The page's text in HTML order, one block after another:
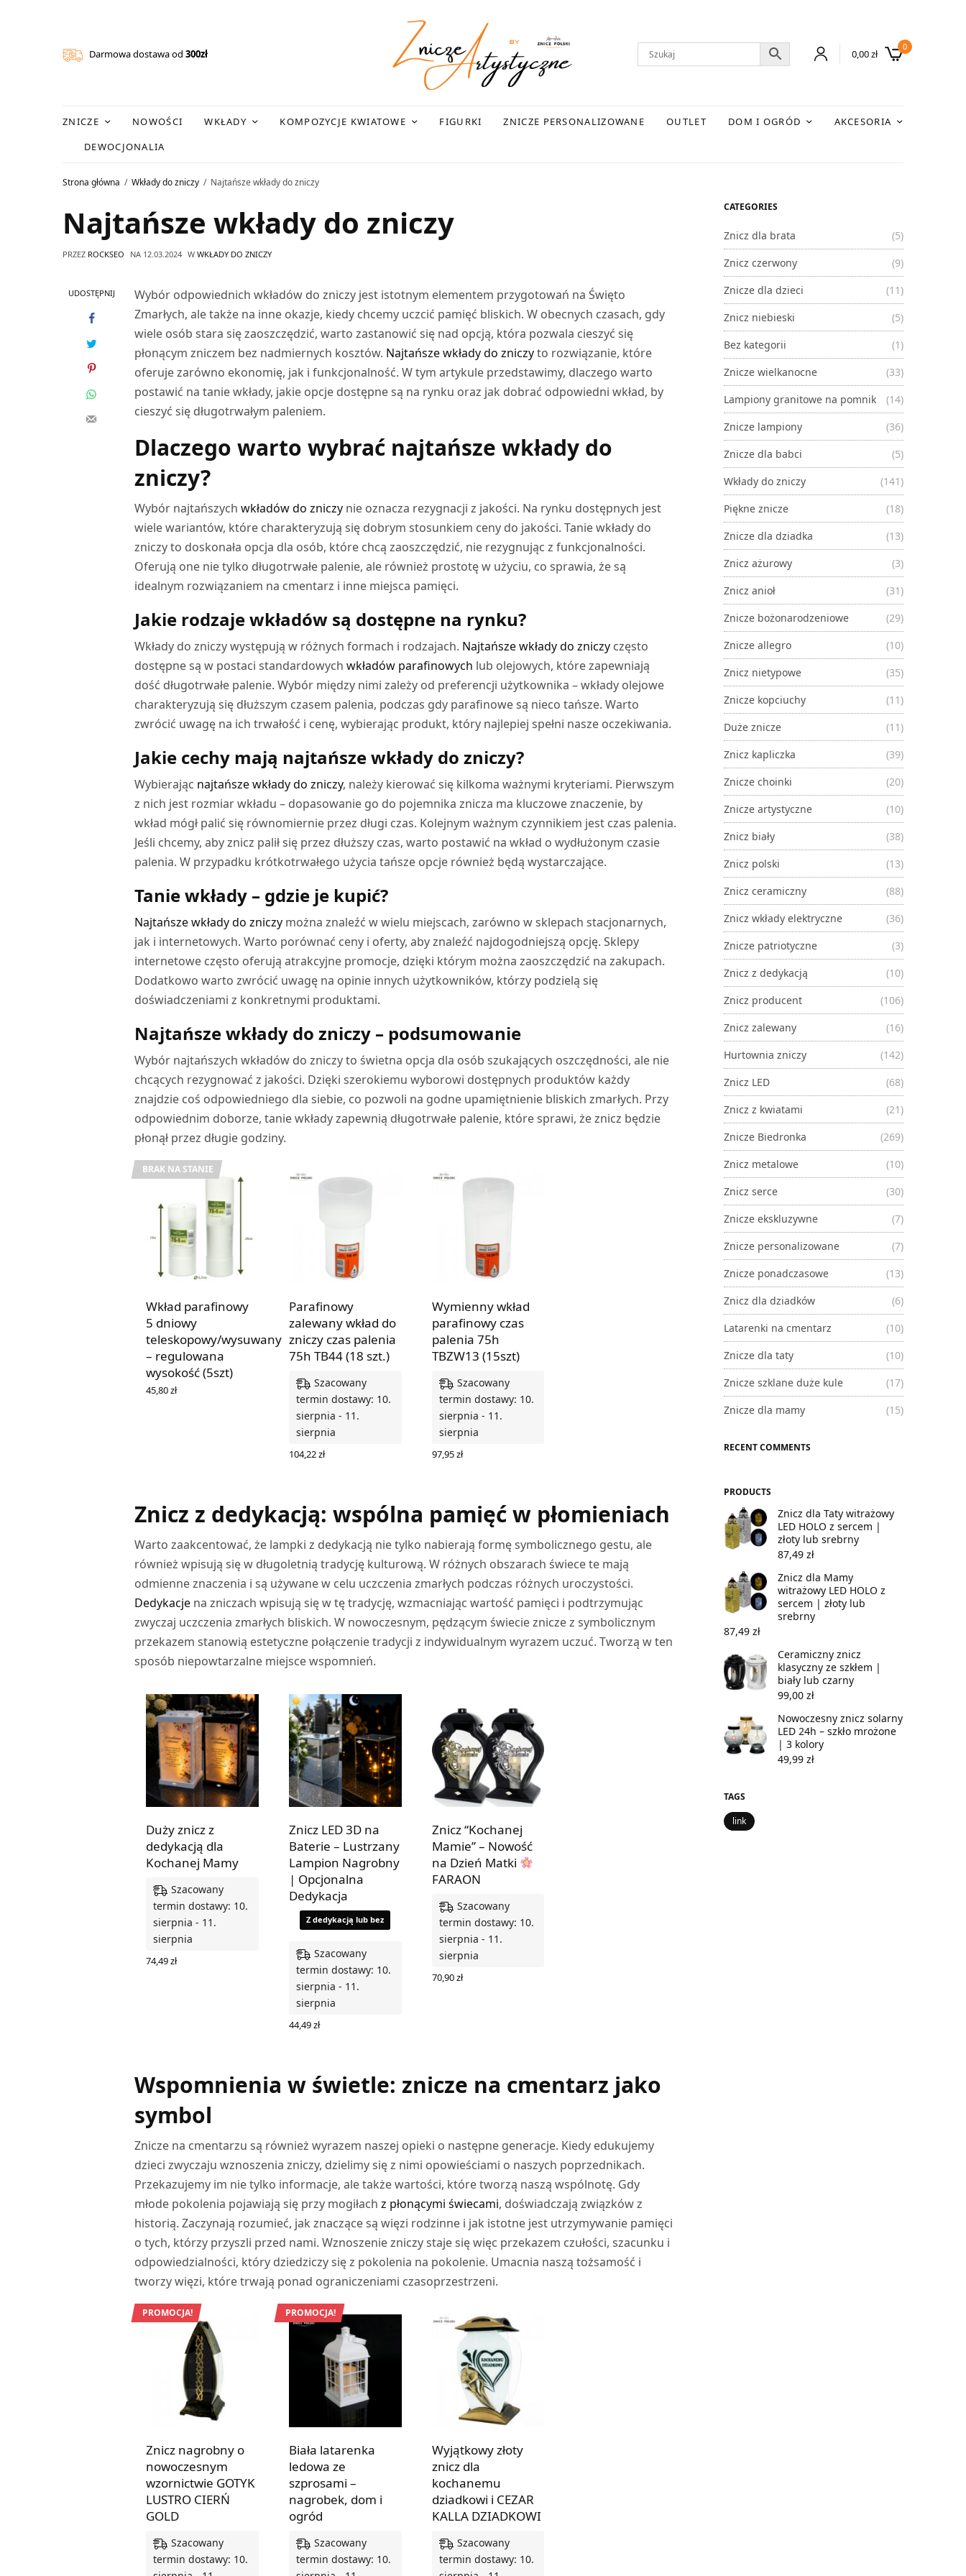
Darmowa dostawa od300zł 0,00zł
0
ZNICZE NOWOŚCI WKŁADY KOMPOZYCJE KWIATOWE FIGURKI ZNICZE PERSONALIZOWANE OUTLET DOM I OGRÓD
AKCESORIA
DEWOCJONALIA
Strona główna Wkłady do zniczy Najtańsze wkłady do zniczy
Najtańsze wkłady do zniczy
PRZEZ ROCKSEO NA 12.03.2024 W WKŁADY DO ZNICZY
UDOSTĘPNIJ
Wybór odpowiednich wkładów do zniczy jest istotnym elementem przygotowań na Święto
Zmarłych, ale także na inne okazje, kiedy chcemy uczcić pamięć bliskich. W obecnych czasach, gdy
wiele osób stara się zaoszczędzić, warto zastanowić się nad opcją, która pozwala cieszyć się
płonącym zniczem bez nadmiernych kosztów. Najtańsze wkłady do zniczyto rozwiązanie, które
oferuje zarówno ekonomię, jak i funkcjonalność. W tym artykule przedstawimy, dlaczego warto
postawić na tanie wkłady, jakie opcje dostępne są na rynku oraz jak dobrać odpowiedni wkład, by
cieszyć się długotrwałym paleniem.
Dlaczego warto wybrać najtańsze wkłady do
zniczy?
Wybór najtańszychwkładów do zniczy nie oznacza rezygnacji z jakości. Na rynku dostępnych jest
wiele wariantów, które charakteryzują się dobrym stosunkiem ceny do jakości. Tanie wkłady do
zniczy to doskonała opcja dla osób, które chcą zaoszczędzić, nie rezygnując z funkcjonalności.
Oferują one nie tylko długotrwałe palenie, ale również prostotę w użyciu, co sprawia, że są
idealnym rozwiązaniem na cmentarz i inne miejsca pamięci.
Jakie rodzaje wkładów są dostępne na rynku?
Wkłady do zniczy występują w różnych formach i rodzajach. Najtańsze wkłady do zniczy często
dostępne są w postaci standardowychwkładów parafinowych lub olejowych, które zapewniają
dość długotrwałe palenie. Wybór między nimi zależy od preferencji użytkownika – wkłady olejowe
charakteryzują się dłuższym czasem palenia, podczas gdy parafinowe są nieco tańsze. Warto
zwrócić uwagę na ich trwałość i cenę, wybierając produkt, który najlepiej spełni nasze oczekiwania.
Jakie cechy mają najtańsze wkłady do zniczy?
Wybierając najtańsze wkłady do zniczy, należy kierować się kilkoma ważnymi kryteriami. Pierwszym
z nich jest rozmiar wkładu – dopasowanie go do pojemnika znicza ma kluczowe znaczenie, by
wkład mógł palić się równomiernie przez długi czas. Kolejnym ważnym czynnikiem jest czas palenia.
Jeśli chcemy, aby znicz palił się przez dłuższy czas, warto postawić na wkład o wydłużonym czasie
palenia. W przypadku krótkotrwałego użycia tańsze opcje również będą wystarczające.
Tanie wkłady – gdzie je kupić?
Najtańsze wkłady do zniczy można znaleźć w wielu miejscach, zarówno w sklepach stacjonarnych,
jak i internetowych. Warto porównać ceny i oferty, aby znaleźć najdogodniejszą opcję. Sklepy
internetowe często oferują atrakcyjne promocje, dzięki którym można zaoszczędzić na zakupach.
Dodatkowo warto zwrócić uwagę na opinie innych użytkowników, którzy podzielą się
doświadczeniami z konkretnymi produktami.
Najtańsze wkłady do zniczy – podsumowanie
Wybór najtańszych wkładów do zniczy to świetna opcja dla osób szukających oszczędności, ale nie
chcących rezygnować z jakości. Dzięki szerokiemu wyborowi dostępnych produktów każdy
znajdzie coś odpowiedniego dla siebie, co pozwoli na godne upamiętnienie bliskich zmarłych. Przy
odpowiednim doborze, tanie wkłady zapewnią długotrwałe palenie, które sprawi, że znicz będzie
płonął przez długie godziny.
BRAK NA STANIE
Wkład parafinowy
5 dniowy
teleskopowy/wysuwany
– regulowana
wysokość (5szt)
45,80zł
Parafinowy
zalewany wkład do
zniczy czas palenia
75h TB44 (18 szt.)
Szacowany
termin dostawy: 10.
sierpnia - 11.
sierpnia
104,22zł
Wymienny wkład
parafinowy czas
palenia 75h
TBZW13 (15szt)
Szacowany
termin dostawy: 10.
sierpnia - 11.
sierpnia
97,95zł
Znicz z dedykacją: wspólna pamięć w płomieniach
Warto zaakcentować, że lampki z dedykacją nie tylko nabierają formę symbolicznego gestu, ale
również wpisują się w długoletnią tradycję kulturową. W różnych obszarach świece te mają
odmienne znaczenia i są używane w celu uczczenia zmarłych podczas różnych uroczystości.
Dedykacje na zniczach wpisują się w tę tradycję, wzmacniając wartość pamięci i podtrzymując
zwyczaj uczczenia zmarłych bliskich. W nowoczesnym, pędzącym świecie znicze z symbolicznym
przekazem stanowią estetyczne połączenie tradycji z indywidualnym wyrazem uczuć. Tworzą w ten
sposób niepowtarzalne miejsce wspomnień.
Duży znicz z
dedykacją dla
Kochanej Mamy
Szacowany
termin dostawy: 10.
sierpnia - 11.
sierpnia
74,49zł
Znicz LED 3D na
Baterie – Lustrzany
Lampion Nagrobny
| Opcjonalna
Dedykacja
Z dedykacją lub bez
Szacowany
termin dostawy: 10.
sierpnia - 11.
sierpnia
44,49zł
Znicz “Kochanej
Mamie” – Nowość
na Dzień Matki
FARAON
Szacowany
termin dostawy: 10.
sierpnia - 11.
sierpnia
70,90zł
Wspomnienia w świetle: znicze na cmentarz jako
symbol
Znicze na cmentarzu są również wyrazem naszej opieki o następne generacje. Kiedy edukujemy
dzieci zwyczaju wznoszenia zniczy, dzielimy się z nimi opowieściami o naszych poprzednikach.
Przekazujemy im nie tylko informacje, ale także wartości, które tworzą naszą wspólnotę. Gdy
młode pokolenia pojawiają się przy mogiłachz płonącymi świecami, doświadczają związków z
historią. Zaczynają rozumieć, jak znaczące są więzi rodzinne i jak istotne jest utrzymywanie pamięci
o tych, którzy przyszli przed nami. Wznoszenie zniczy staje się więc przekazem czułości, szacunku i
odpowiedzialności, który dziedziczy się z pokolenia na pokolenie. Umacnia naszą tożsamość i
tworzy więzi, które trwają ponad ograniczeniami czasoprzestrzeni.
PROMOCJA!
Znicz nagrobny o
nowoczesnym
wzornictwie GOTYK
LUSTRO CIERŃ
GOLD
Szacowany
termin dostawy: 10.
PROMOCJA!
Biała latarenka
ledowa ze
szprosami –
nagrobek, dom i
ogród
Szacowany
termin dostawy: 10.
Wyjątkowy złoty
znicz dla
kochanemu
dziadkowi i CEZAR
KALLA DZIADKOWI
Szacowany
termin dostawy: 10.
CATEGORIES
Znicz dla brata
(5)
Znicz czerwony
(9)
Znicze dla dzieci
(11)
Znicz niebieski
(5)
Bez kategorii
(1)
Znicze wielkanocne
(33)
Lampiony granitowe na pomnik
(14)
Znicze lampiony
(36)
Znicze dla babci
(5)
Wkłady do zniczy
(141)
Piękne znicze
(18)
Znicze dla dziadka
(13)
Znicz ażurowy
(3)
Znicz anioł
(31)
Znicze bożonarodzeniowe
(29)
Znicze allegro
(10)
Znicz nietypowe
(35)
Znicze kopciuchy
(11)
Duże znicze
(11)
Znicz kapliczka
(39)
Znicze choinki
(20)
Znicze artystyczne
(10)
Znicz biały
(38)
Znicz polski
(13)
Znicz ceramiczny
(88)
Znicz wkłady elektryczne
(36)
Znicze patriotyczne
(3)
Znicz z dedykacją
(10)
Znicz producent
(106)
Znicz zalewany
(16)
Hurtownia zniczy
(142)
Znicz LED
(68)
Znicz z kwiatami
(21)
Znicze Biedronka
(269)
Znicz metalowe
(10)
Znicz serce
(30)
Znicze ekskluzywne
(7)
Znicze personalizowane
(7)
Znicze ponadczasowe
(13)
Znicz dla dziadków
(6)
Latarenki na cmentarz
(10)
Znicze dla taty
(10)
Znicze szklane duże kule
(17)
Znicze dla mamy
(15)
RECENT COMMENTS
PRODUCTS
Znicz dla Taty witrażowy
LED HOLO z sercem |
złoty lub srebrny
87,49 zł
Znicz dla Mamy
witrażowy LED HOLO z
sercem | złoty lub
srebrny
87,49 zł
Ceramiczny znicz
klasyczny ze szkłem |
biały lub czarny
99,00 zł
Nowoczesny znicz solarny
LED 24h – szkło mrożone
| 3 kolory
49,99 zł
TAGS
link